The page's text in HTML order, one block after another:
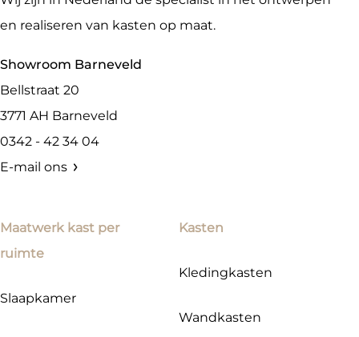
en realiseren van kasten op maat.
Showroom Barneveld
Bellstraat 20
3771 AH Barneveld
0342 - 42 34 04
E-mail ons
Maatwerk kast per
ruimte
Slaapkamer
Kasten
Kledingkasten
Wandkasten